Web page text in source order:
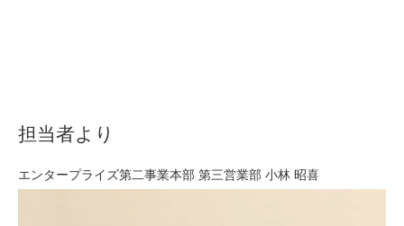
担当者より
エンタープライズ第二事業本部 第三営業部 小林 昭喜